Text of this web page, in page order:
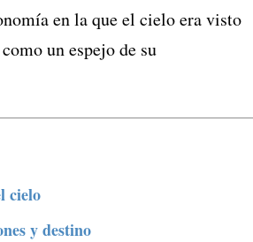
en la que el cielo era visto
un espejo de su
cielo
y destino